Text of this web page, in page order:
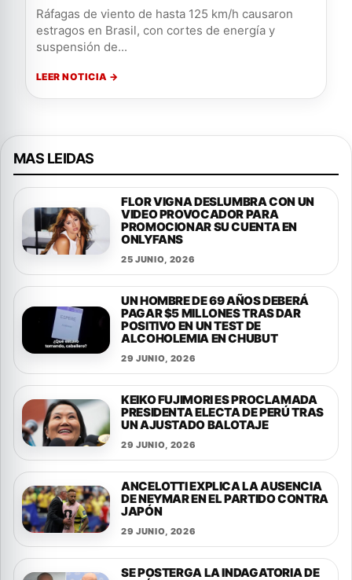
Ráfagas de viento de hasta 125 km/h causaron
estragos en Brasil, con cortes de energía y
suspensión de...
LEER NOTICIA →
MAS LEIDAS
FLOR VIGNA DESLUMBRA CON UN
VIDEO PROVOCADOR PARA
PROMOCIONAR SU CUENTA EN
ONLYFANS
25 JUNIO, 2026
UN HOMBRE DE 69 AÑOS DEBERÁ
PAGAR $5 MILLONES TRAS DAR
POSITIVO EN UN TEST DE
ALCOHOLEMIA EN CHUBUT
29 JUNIO, 2026
KEIKO FUJIMORI ES PROCLAMADA
PRESIDENTA ELECTA DE PERÚ TRAS
UN AJUSTADO BALOTAJE
29 JUNIO, 2026
ANCELOTTI EXPLICA LA AUSENCIA
DE NEYMAR EN EL PARTIDO CONTRA
JAPÓN
29 JUNIO, 2026
SE POSTERGA LA INDAGATORIA DE